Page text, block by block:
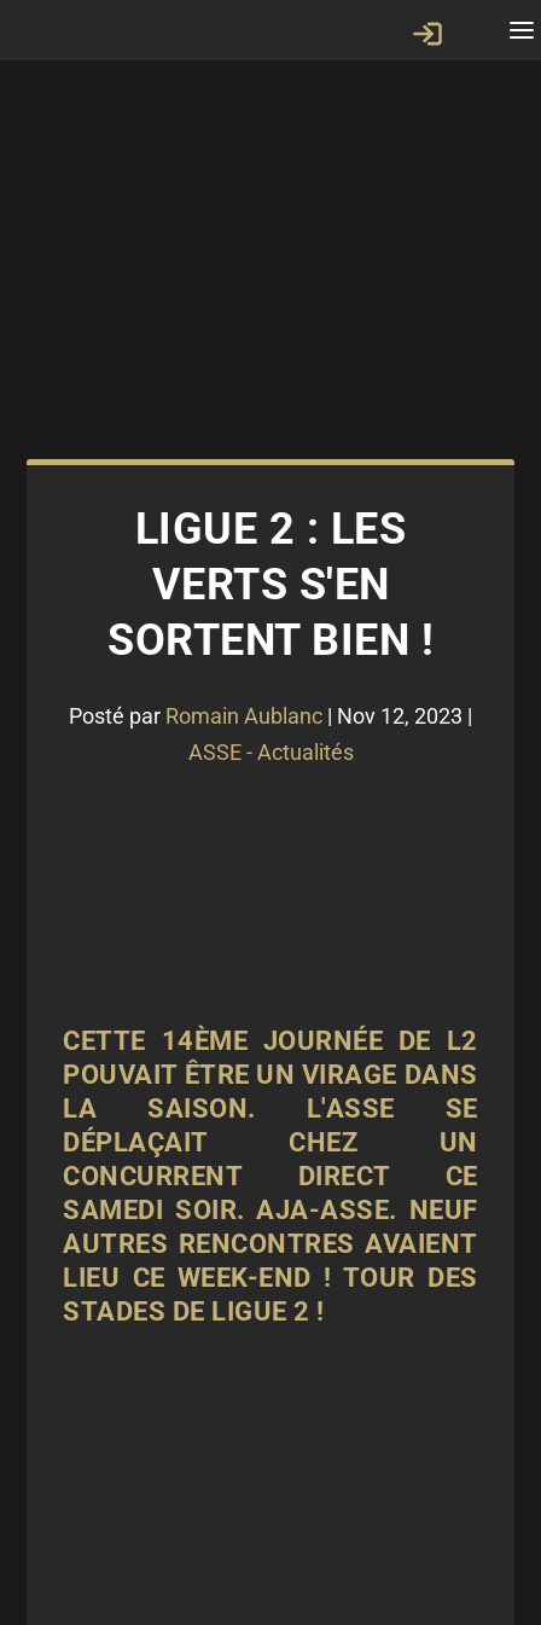
LIGUE 2 : LES
VERTS S'EN
SORTENT BIEN !
Posté par Romain Aublanc | Nov 12, 2023 |
ASSE - Actualités
CETTE 14ÈME JOURNÉE DE L2
POUVAIT ÊTRE UN VIRAGE DANS
LA SAISON. L'ASSE SE
DÉPLAÇAIT CHEZ UN
CONCURRENT DIRECT CE
SAMEDI SOIR.AJA-ASSE. NEUF
AUTRES RENCONTRES AVAIENT
LIEU CE WEEK-END ! TOUR DES
STADES DE LIGUE 2 !